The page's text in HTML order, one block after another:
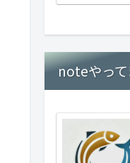
noteやって